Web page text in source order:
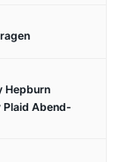
Hepburn
Abend-